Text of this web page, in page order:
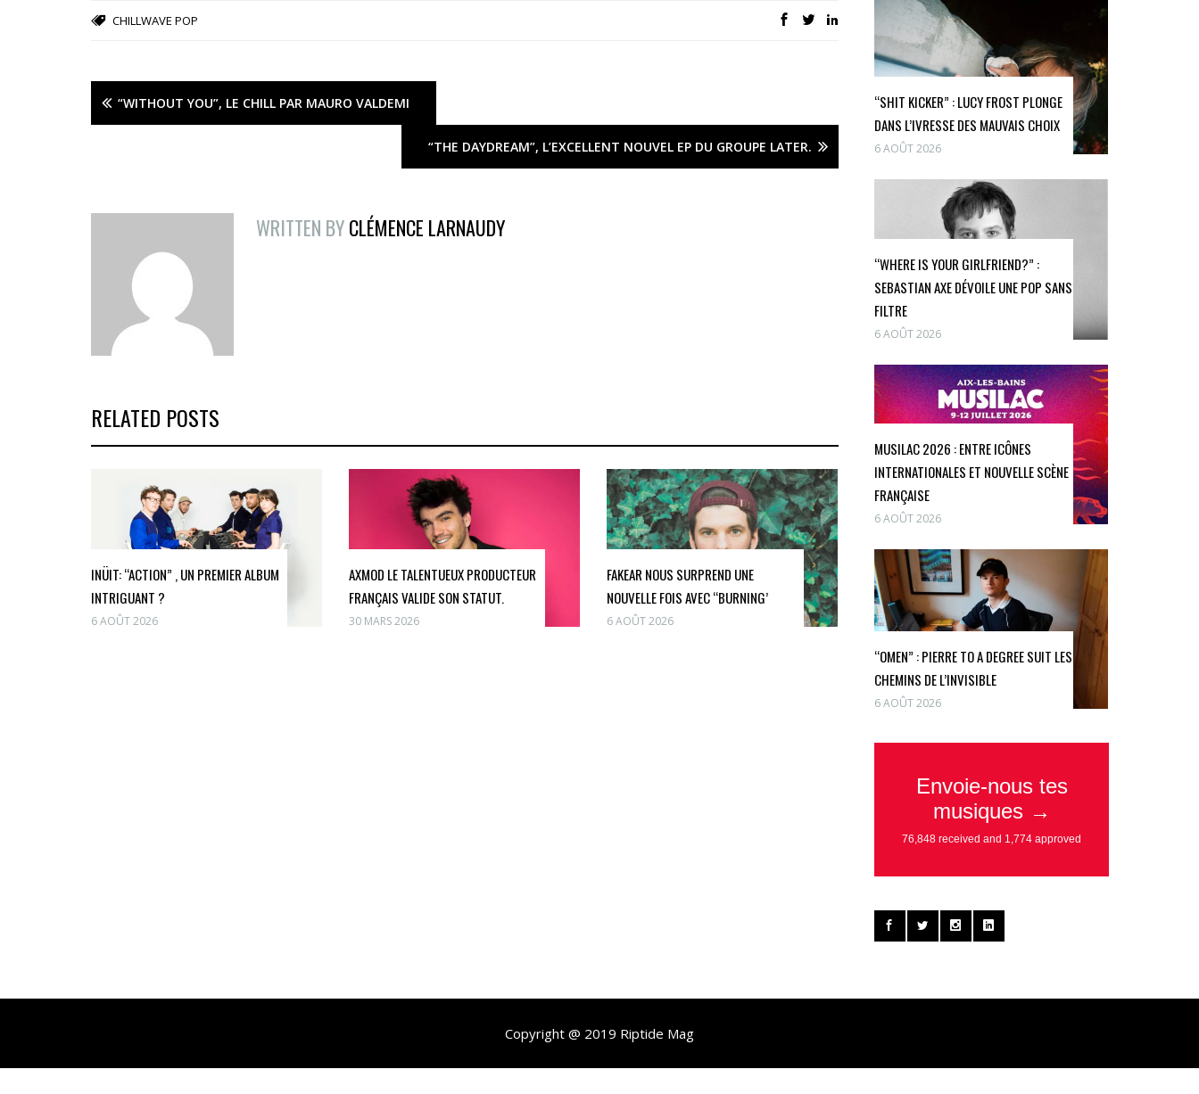
CHILLWAVE POP
“WITHOUT YOU”, LE CHILL PAR MAURO VALDEMI
“THE DAYDREAM”, L’EXCELLENT NOUVEL EP DU GROUPE LATER.
WRITTEN BYCLÉMENCE LARNAUDY
RELATED POSTS
INÜIT: “ACTION” , UN PREMIER ALBUM
INTRIGUANT ?
6 AOÛT 2026
AXMOD LE TALENTUEUX PRODUCTEUR
FRANÇAIS VALIDE SON STATUT.
30 MARS 2026
FAKEAR NOUS SURPREND UNE
NOUVELLE FOIS AVEC “BURNING’
6 AOÛT 2026
“SHIT KICKER” : LUCY FROST PLONGE
DANS L’IVRESSE DES MAUVAIS CHOIX
6 AOÛT 2026
“WHERE IS YOUR GIRLFRIEND?” :
SEBASTIAN AXE DÉVOILE UNE POP SANS
FILTRE
6 AOÛT 2026
MUSILAC 2026 : ENTRE ICÔNES
INTERNATIONALES ET NOUVELLE SCÈNE
FRANÇAISE
6 AOÛT 2026
“OMEN” : PIERRE TO A DEGREE SUIT LES
CHEMINS DE L’INVISIBLE
6 AOÛT 2026
Copyright @ 2019 Riptide Mag